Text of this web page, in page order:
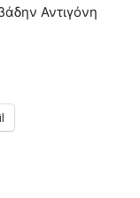
Αντιγόνη